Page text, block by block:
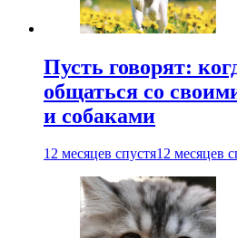
Пусть говорят:
общаться со
и собаками
12 месяцев спустя12 месяцев